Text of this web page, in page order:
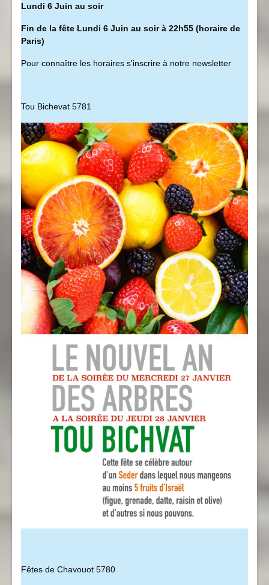
Lundi 6 Juin au soir
Fin de la fête Lundi 6 Juin au soir à 22h55 (horaire de
Paris)
Pour connaître les horaires s'inscrire à notre newsletter
Tou Bichevat 5781
Fêtes de Chavouot 5780